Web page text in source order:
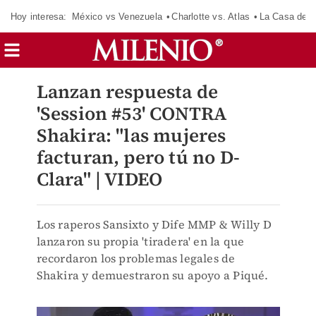
Hoy interesa: México vs Venezuela Charlotte vs. Atlas La Casa de
Lanzan respuesta de
'Session #53' CONTRA
Shakira: "las mujeres
facturan, pero tú no D-
Clara" | VIDEO
Los raperos Sansixto y Dife MMP & Willy D
lanzaron su propia 'tiradera' en la que
recordaron los problemas legales de
Shakira y demuestraron su apoyo a Piqué.